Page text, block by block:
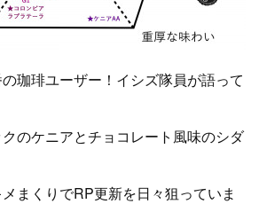
珈琲ユーザー！イシズ隊員が語って
のケニアとチョコレート風味のシダ
まくりでRP更新を日々狙っていま